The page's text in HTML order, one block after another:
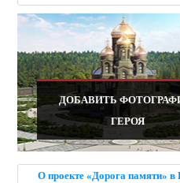
ДОБАВИТЬ
ГЕРОЯ
О проекте «Дорога памяти» в